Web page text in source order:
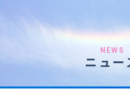
NEWS
ニュー